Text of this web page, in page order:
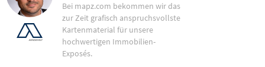
Bei mapz.com bekommen wir das
zur Zeit grafisch anspruchsvollste
Kartenmaterial für unsere
hochwertigen Immobilien-
Exposés.